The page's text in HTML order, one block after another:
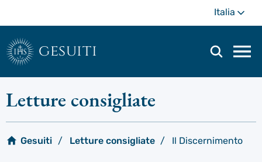
contenuto
principale
Italia
gesuiti
di
Letture consigliate
Gesuiti Letture consigliate Il Discernimento